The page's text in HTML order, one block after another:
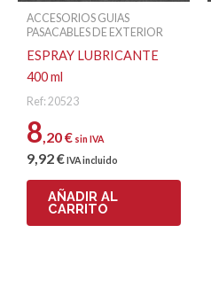
ACCESORIOS GUIAS
PASACABLES DE EXTERIOR
ESPRAY LUBRICANTE
400 ml
Ref: 20523
8,20€ sin IVA
9,92€IVA incluido
AÑADIR AL
CARRITO